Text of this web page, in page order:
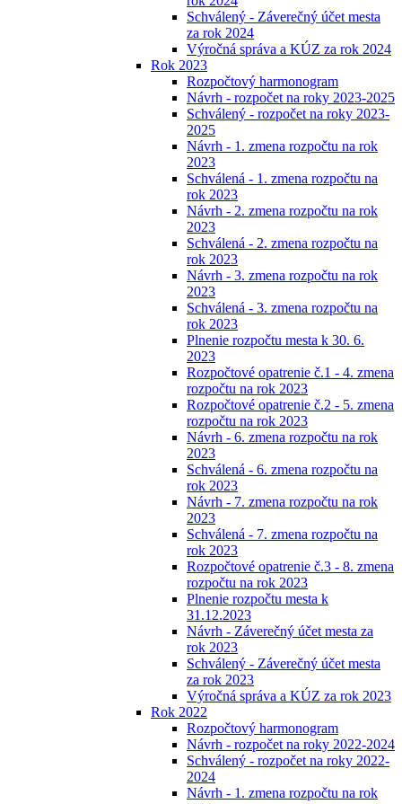
Schválený - Záverečný účet mesta
za rok 2024
Výročná správa a KÚZ za rok 2024
Rok 2023
Rozpočtový harmonogram
Návrh - rozpočet na roky 2023-2025
Schválený - rozpočet na roky 2023-
2025
Návrh - 1. zmena rozpočtu na rok
2023
Schválená - 1. zmena rozpočtu na
rok 2023
Návrh - 2. zmena rozpočtu na rok
2023
Schválená - 2. zmena rozpočtu na
rok 2023
Návrh - 3. zmena rozpočtu na rok
2023
Schválená - 3. zmena rozpočtu na
rok 2023
Plnenie rozpočtu mesta k 30. 6.
2023
Rozpočtové opatrenie č.1 - 4. zmena
rozpočtu na rok 2023
Rozpočtové opatrenie č.2 - 5. zmena
rozpočtu na rok 2023
Návrh - 6. zmena rozpočtu na rok
2023
Schválená - 6. zmena rozpočtu na
rok 2023
Návrh - 7. zmena rozpočtu na rok
2023
Schválená - 7. zmena rozpočtu na
rok 2023
Rozpočtové opatrenie č.3 - 8. zmena
rozpočtu na rok 2023
Plnenie rozpočtu mesta k
31.12.2023
Návrh - Záverečný účet mesta za
rok 2023
Schválený - Záverečný účet mesta
za rok 2023
Výročná správa a KÚZ za rok 2023
Rok 2022
Rozpočtový harmonogram
Návrh - rozpočet na roky 2022-2024
Schválený - rozpočet na roky 2022-
2024
Návrh - 1. zmena rozpočtu na rok